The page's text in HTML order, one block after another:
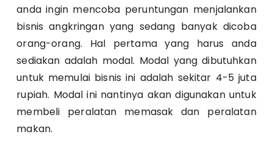
anda ingin mencoba peruntungan menjalankan
bisnis angkringan yang sedang banyak dicoba
orang-orang. Hal pertama yang harus anda
sediakan adalah modal. Modal yang dibutuhkan
untuk memulai bisnis ini adalah sekitar 4-5 juta
rupiah. Modal ini nantinya akan digunakan untuk
membeli peralatan memasak dan peralatan
makan.